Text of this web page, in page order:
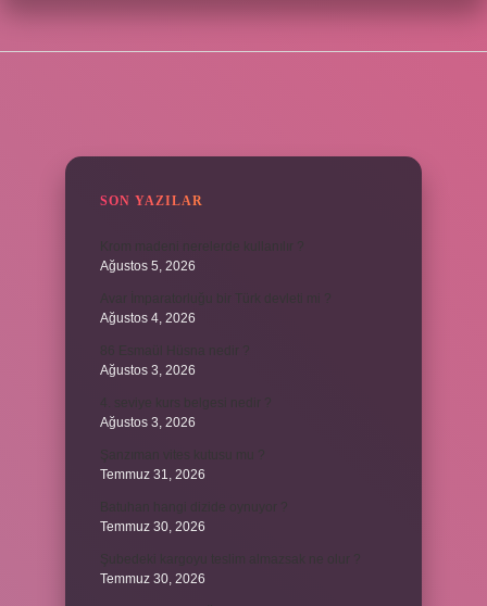
SON YAZILAR
Ağustos 5, 2026
Ağustos 4, 2026
Ağustos 3, 2026
Ağustos 3, 2026
Temmuz 31, 2026
Temmuz 30, 2026
Temmuz 30, 2026